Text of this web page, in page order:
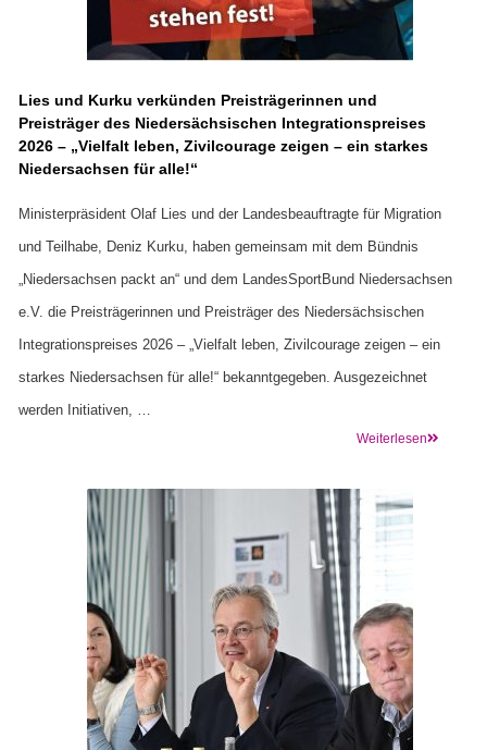
Lies und Kurku verkünden Preisträgerinnen und
Preisträger des Niedersächsischen Integrationspreises
2026 – „Vielfalt leben, Zivilcourage zeigen – ein starkes
Niedersachsen für alle!“
Ministerpräsident Olaf Lies und der Landesbeauftragte für Migration
und Teilhabe, Deniz Kurku, haben gemeinsam mit dem Bündnis
„Niedersachsen packt an“ und dem LandesSportBund Niedersachsen
e.V. die Preisträgerinnen und Preisträger des Niedersächsischen
Integrationspreises 2026 – „Vielfalt leben, Zivilcourage zeigen – ein
starkes Niedersachsen für alle!“ bekanntgegeben. Ausgezeichnet
werden Initiativen, …
Weiterlesen